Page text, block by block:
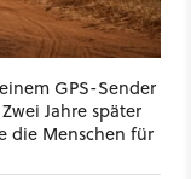
GPS-Sender
Jahre später
die Menschen für